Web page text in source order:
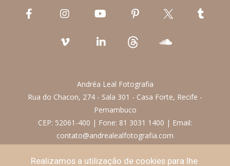
Andréa Leal Fotografia
Rua do Chacon, 274 - Sala 301 - Casa Forte, Recife -
Pernambuco
CEP: 52061-400 | Fone: 81 3031 1400 | Email:
contato@andrealealfotografia.com
Termos de Uso
Realizamos a utilização de cookies para lhe